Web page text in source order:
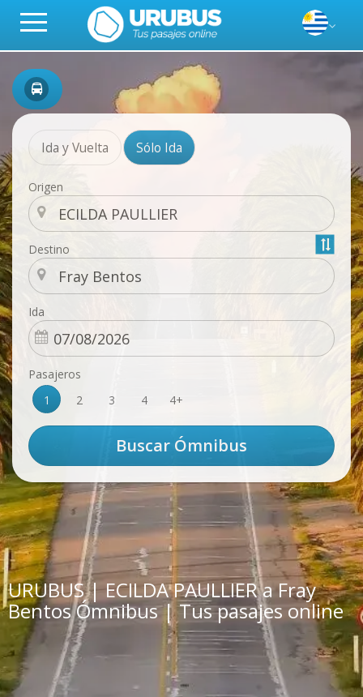
Ida y Vuelta Sólo Ida
Origen
Destino
Ida
Pasajeros
1
2 3 4 4+
URUBUS | ECILDA PAULLIER a Fray
Bentos Ómnibus | Tus pasajes online